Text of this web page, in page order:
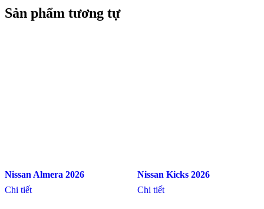
Sản phẩm tương tự
Nissan Almera 2026
Chi tiết
Nissan Kicks 2026
Chi tiết